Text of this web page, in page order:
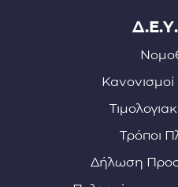
Κανονισμοί
Τρόποι
Δήλωση